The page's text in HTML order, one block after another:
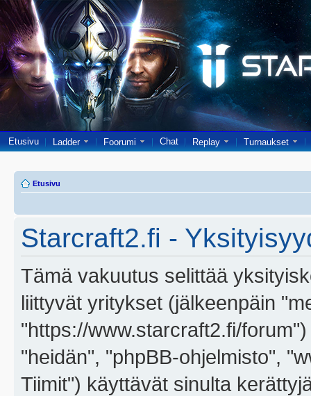
Etusivu Ladder Foorumi Chat Replay Turnaukset
Etusivu
Starcraft2.fi -
Tämä vakuutus selittää
liittyvät yritykset (jälkeenpäin
"https://www.starcraft2.fi/
"heidän", "phpBB-ohjelmisto",
Tiimit") käyttävät sinulta